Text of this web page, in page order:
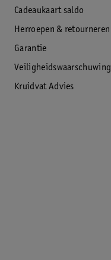
Cadeaukaart saldo
Herroepen & retourneren
Garantie
Kruidvat Advies